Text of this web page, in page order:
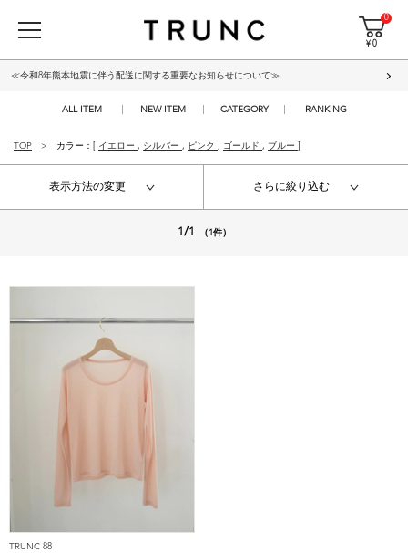
0
¥ 0
≪令和8年熊本地震に伴う配送に関する重要なお知らせについて≫
ALL ITEM NEW ITEM CATEGORY RANKING
TOP カラー：[ イエロー , シルバー , ピンク , ゴールド , ブルー
表示方法の変更 さらに絞り込む
1/1 （1件）
TRUNC 88